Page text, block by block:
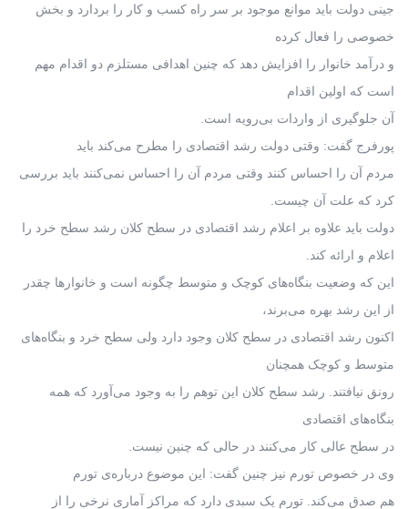
جینی دولت باید موانع موجود بر سر راه کسب و کار را بردارد و بخش
خصوصی را فعال کرده
و درآمد خانوار را افزایش دهد که چنین اهدافی مستلزم دو اقدام مهم
است که اولین اقدام
آن جلوگیری از واردات بی‌رویه است.
پورفرج گفت: وقتی دولت رشد اقتصادی را مطرح می‌کند باید
مردم آن را احساس کنند وقتی مردم آن را احساس نمی‌کنند باید بررسی
کرد که علت آن چیست.
دولت باید علاوه بر اعلام رشد اقتصادی در سطح کلان رشد سطح خرد را
اعلام و ارائه کند.
این که وضعیت بنگاه‌های کوچک و متوسط چگونه است و خانوارها چقدر
از این رشد بهره می‌برند،
اکنون رشد اقتصادی در سطح کلان وجود دارد ولی سطح خرد و بنگاه‌های
متوسط و کوچک همچنان
رونق نیافتند. رشد سطح کلان این توهم را به وجود می‌آورد که همه
بنگاه‌های اقتصادی
در سطح عالی کار می‌کنند در حالی که چنین نیست.
وی در خصوص تورم نیز چنین گفت: این موضوع درباره‌ی تورم
هم صدق می‌کند. تورم یک سبدی دارد که مراکز آماری نرخی را از